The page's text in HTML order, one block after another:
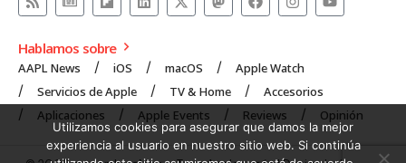
Hablamos sobre
AAPL News iOS macOS
Apple Watch
Servicios de Apple
TV & Home
Accesorios
Aplicaciones
Apple Events Reviews Opinión
Utilizamos cookies para asegurar que damos la mejor
experiencia al usuario en nuestro sitio web. Si continúa